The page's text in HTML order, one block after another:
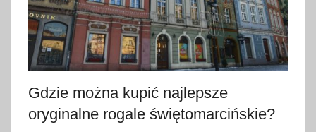
Gdzie można kupić najlepsze
oryginalne rogale świętomarcińskie?